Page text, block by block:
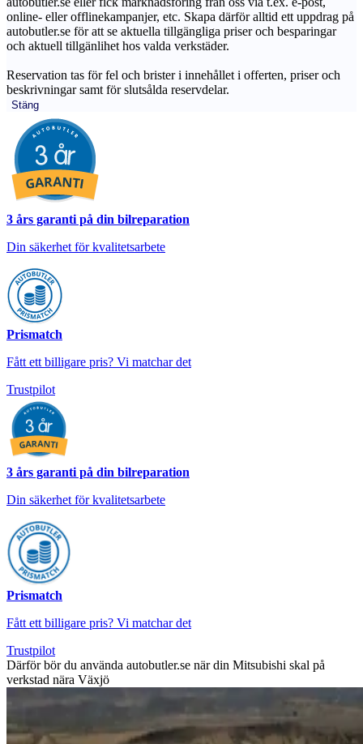
online- eller offlinekampanjer, etc. Skapa därför alltid ett uppdrag på
autobutler.se för att se aktuella tillgängliga priser och besparingar
och aktuell tillgänlihet hos valda verkstäder.
Reservation tas för fel och brister i innehållet i offerten, priser och
beskrivningar samt för slutsålda reservdelar.
Stäng
3 års garanti på din bilreparation
Din säkerhet för kvalitetsarbete
Prismatch
Fått ett billigare pris? Vi matchar det
Trustpilot
3 års garanti på din bilreparation
Din säkerhet för kvalitetsarbete
Prismatch
Fått ett billigare pris? Vi matchar det
Trustpilot
Därför bör du använda autobutler.se när din Mitsubishi skal på
verkstad nära Växjö